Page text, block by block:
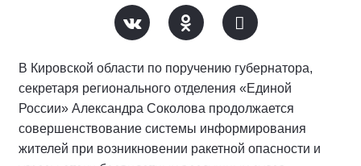
В Кировской области по поручению губернатора,
секретаря регионального отделения «Единой
России» Александра Соколова продолжается
совершенствование системы информирования
жителей при возникновении ракетной опасности и